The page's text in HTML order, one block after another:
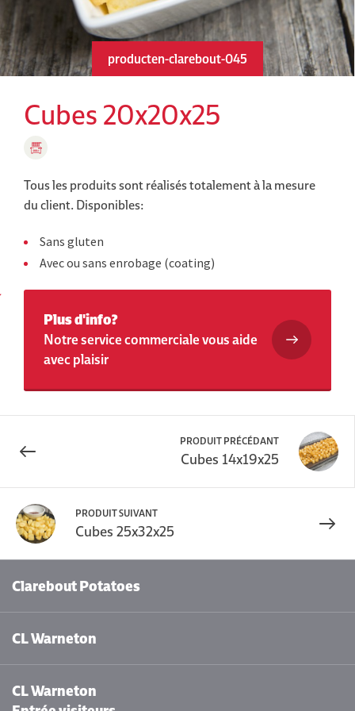
producten-clarebout-045
Cubes 20x20x25
Tous les produits sont réalisés totalement à la mesure
du client. Disponibles:
Sans gluten
Avec ou sans enrobage (coating)
Plus d'info?
Notre service commerciale vous aide
avec plaisir
PRODUIT PRÉCÉDANT
Cubes 14x19x25
PRODUIT SUIVANT
Cubes 25x32x25
Clarebout Potatoes
CL Warneton
CL Warneton